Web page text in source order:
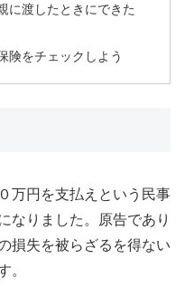
に渡したときにできた
険をチェックしよう
万円を支払えという民事
なりました。原告であり
損失を被らざるを得ない
。